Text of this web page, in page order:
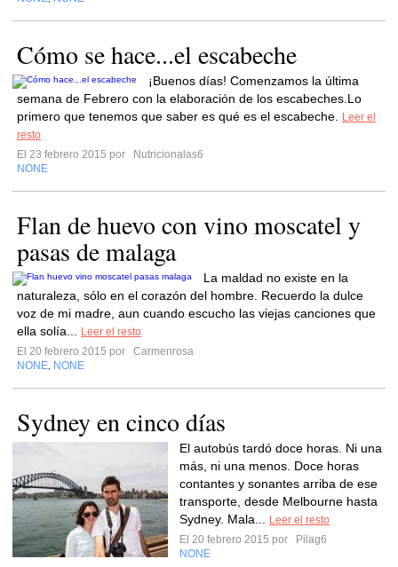
Cómo se hace...el escabeche
¡Buenos días! Comenzamos la última
semana de Febrero con la elaboración de los escabeches.Lo
primero que tenemos que saber es qué es el escabeche.
Leer el
resto
El 23 febrero 2015 por
Nutricionalas6
NONE
Flan de huevo con vino moscatel y
pasas de malaga
La maldad no existe en la
naturaleza, sólo en el corazón del hombre. Recuerdo la dulce
voz de mi madre, aun cuando escucho las viejas canciones que
ella solía...
Leer el resto
El 20 febrero 2015 por
Carmenrosa
NONE NONE
Sydney en cinco días
El autobús tardó doce horas. Ni una
más, ni una menos. Doce horas
contantes y sonantes arriba de ese
transporte, desde Melbourne hasta
Sydney. Mala...
Leer el resto
El 20 febrero 2015 por
Pilag6
NONE